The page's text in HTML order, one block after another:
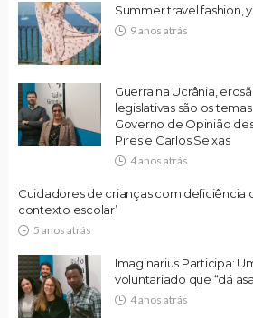
Summer travel fashion,
9 anos atrás
Guerra na Ucrânia,
legislativas são os
Governo de Opinião
Pires e Carlos Seixas
4 anos atrás
Cuidadores de crianças com deficiência
contexto escolar’
5 anos atrás
Imaginarius Participa:
voluntariado que “dá
4 anos atrás